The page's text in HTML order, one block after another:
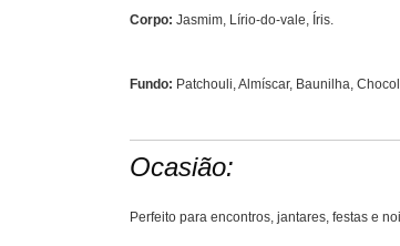
Corpo: Jasmim, Lírio-do-vale, Íris.
Fundo: Patchouli, Almíscar, Baunilha,
Ocasião:
Perfeito para encontros, jantares, festas e